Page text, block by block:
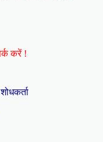
करें !